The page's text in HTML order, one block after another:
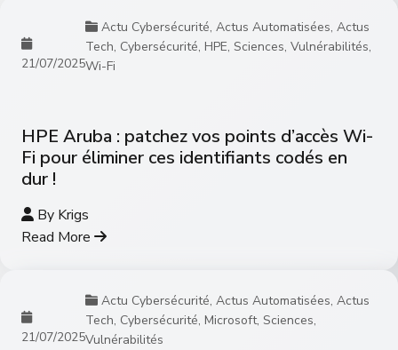
21/07/2025
Actu Cybersécurité, Actus Automatisées, Actus
Tech, Cybersécurité, HPE, Sciences, Vulnérabilités,
Wi-Fi
HPE Aruba : patchez vos points d’accès Wi-
Fi pour éliminer ces identifiants codés en
dur !
By Krigs
Read More
21/07/2025
Actu Cybersécurité, Actus Automatisées, Actus
Tech, Cybersécurité, Microsoft, Sciences,
Vulnérabilités